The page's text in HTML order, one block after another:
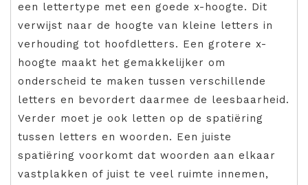
een lettertype met een goede x-hoogte. Dit
verwijst naar de hoogte van kleine letters in
verhouding tot hoofdletters. Een grotere x-
hoogte maakt het gemakkelijker om
onderscheid te maken tussen verschillende
letters en bevordert daarmee de leesbaarheid.
Verder moet je ook letten op de spatiëring
tussen letters en woorden. Een juiste
spatiëring voorkomt dat woorden aan elkaar
vastplakken of juist te veel ruimte innemen,